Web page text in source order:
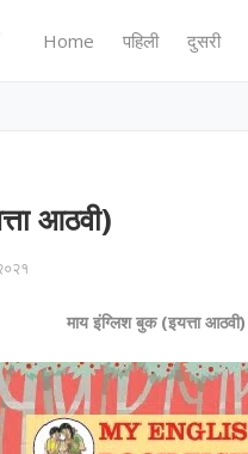
Home पहिली दुसरी
आठवी)
माय इंग्लिश बुक (इयत्ता आठवी)